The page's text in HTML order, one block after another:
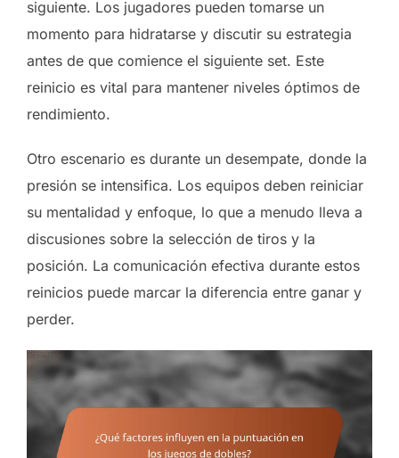
siguiente. Los jugadores pueden tomarse un
momento para hidratarse y discutir su estrategia
antes de que comience el siguiente set. Este
reinicio es vital para mantener niveles óptimos de
rendimiento.
Otro escenario es durante un desempate, donde la
presión se intensifica. Los equipos deben reiniciar
su mentalidad y enfoque, lo que a menudo lleva a
discusiones sobre la selección de tiros y la
posición. La comunicación efectiva durante estos
reinicios puede marcar la diferencia entre ganar y
perder.